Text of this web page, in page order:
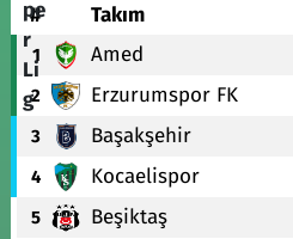
# Takım
1 Amed
2 Erzurumspor FK
3 Başakşehir
4 Kocaelispor
5 Beşiktaş